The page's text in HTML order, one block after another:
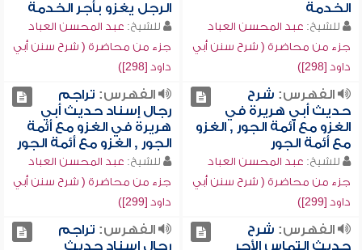
الخدمة
للشيخ: عبد المحسن العباد
جزء من محاضرة ( شرح سنن أبي
داود [298])
الرجل يغزو بأجر الخدمة
للشيخ: عبد المحسن العباد
جزء من محاضرة ( شرح سنن أبي
داود [298])
الفهرس: شرح
حديث أبي هريرة في
الغزو مع أئمة الجور , الغزو
مع أئمة الجور
للشيخ: عبد المحسن العباد
جزء من محاضرة ( شرح سنن أبي
داود [299])
الفهرس: تراجم
رجال إسناد حديث أبي
هريرة في الغزو مع أئمة
الجور , الغزو مع أئمة الجور
للشيخ: عبد المحسن العباد
جزء من محاضرة ( شرح سنن أبي
داود [299])
الفهرس: شرح
حديث التماس الأجر
الفهرس: تراجم
رجال إسناد حديث